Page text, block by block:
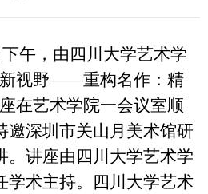
午，由四川大学艺术学
新视野——重构名作：精
在艺术学院一会议室顺
邀深圳市关山月美术馆研
。讲座由四川大学艺术学
学术主持。四川大学艺术